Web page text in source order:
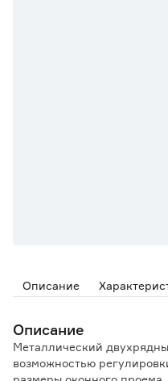
Описание
Описание
Металлический
возможностью